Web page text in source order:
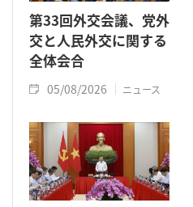
第33回外交会議、党外
交と人民外交に関する
全体会合
05/08/2026 ニュース